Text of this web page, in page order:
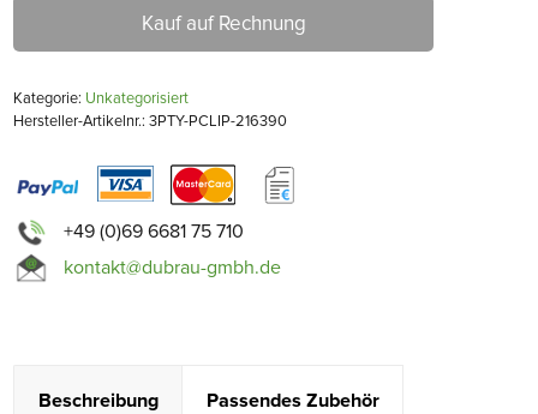
Kauf auf Rechnung
Kategorie: Unkategorisiert
Hersteller-Artikelnr.: 3PTY-PCLIP-216390
+49 (0)69 6681 75 710
kontakt@dubrau-gmbh.de
Beschreibung Passendes Zubehör